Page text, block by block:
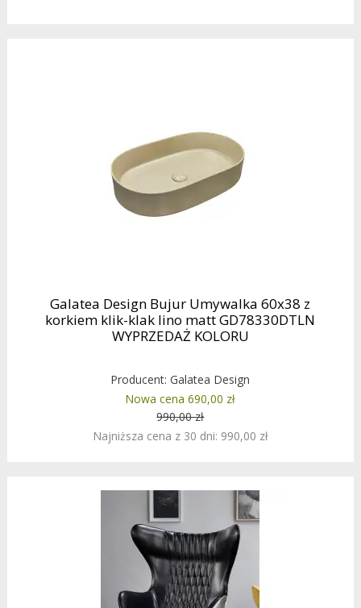
Galatea Design Bujur Umywalka 60x38 z
korkiem klik-klak lino matt GD78330DTLN
WYPRZEDAŻ KOLORU
Producent:Galatea Design
Nowa cena 690,00 zł
990,00 zł
Najniższa cena z 30 dni: 990,00 zł